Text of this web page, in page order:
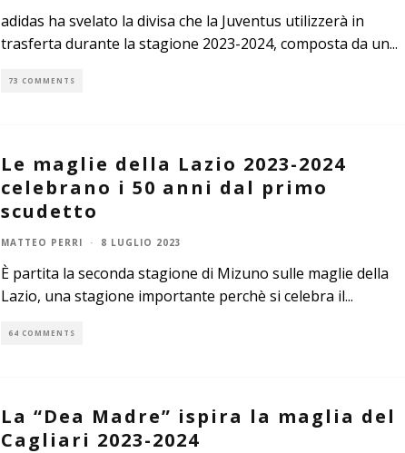
adidas ha svelato la divisa che la Juventus utilizzerà in
trasferta durante la stagione 2023-2024, composta da un...
73 COMMENTS
Le maglie della Lazio 2023-2024
celebrano i 50 anni dal primo
scudetto
MATTEO PERRI · 8 LUGLIO 2023
È partita la seconda stagione di Mizuno sulle maglie della
Lazio, una stagione importante perchè si celebra il...
64 COMMENTS
La “Dea Madre” ispira la maglia del
Cagliari 2023-2024